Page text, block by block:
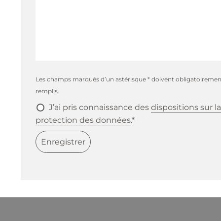
Les champs marqués d’un astérisque * doivent
remplis.
J’ai pris connaissance des dispositions sur la
protection des données.*
Enregistrer